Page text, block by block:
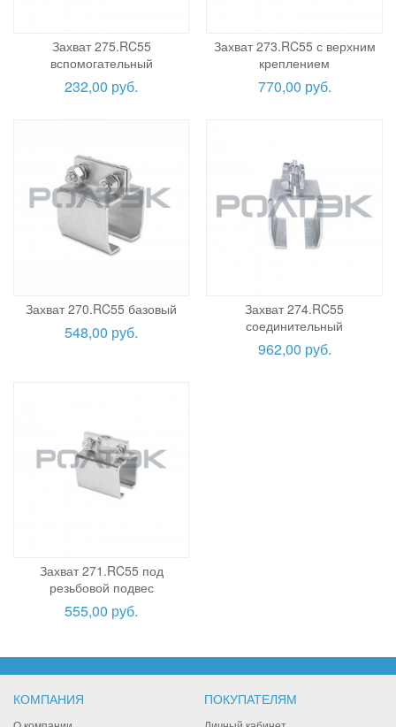
Захват 275.RC55
вспомогательный
232,00 руб.
Захват 273.RC55 с верхним
креплением
770,00 руб.
Захват 270.RC55 базовый
548,00 руб.
Захват 274.RC55
соединительный
962,00 руб.
Захват 271.RC55 под
резьбовой подвес
555,00 руб.
КОМПАНИЯ ПОКУПАТЕЛЯМ